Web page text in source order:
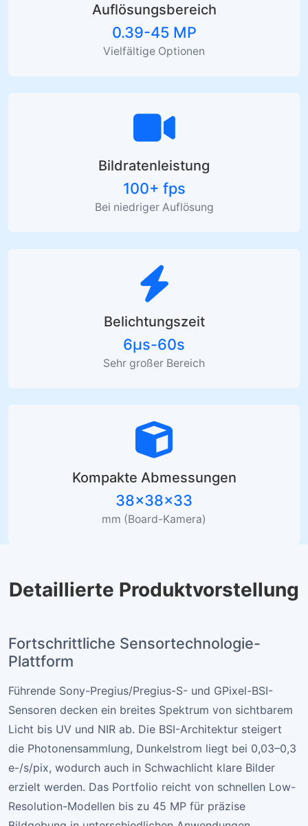
Auflösungsbereich
0.39-45 MP
Vielfältige Optionen
Bildratenleistung
100+ fps
Bei niedriger Auflösung
Belichtungszeit
6μs-60s
Sehr großer Bereich
Kompakte Abmessungen
38×38×33
mm (Board-Kamera)
Detaillierte Produktvorstellung
Fortschrittliche Sensortechnologie-
Plattform
Führende Sony-Pregius/Pregius-S- und GPixel-BSI-
Sensoren decken ein breites Spektrum von sichtbarem
Licht bis UV und NIR ab. Die BSI-Architektur steigert
die Photonensammlung, Dunkelstrom liegt bei 0,03–0,3
e-/s/pix, wodurch auch in Schwachlicht klare Bilder
erzielt werden. Das Portfolio reicht von schnellen Low-
Resolution-Modellen bis zu 45 MP für präzise